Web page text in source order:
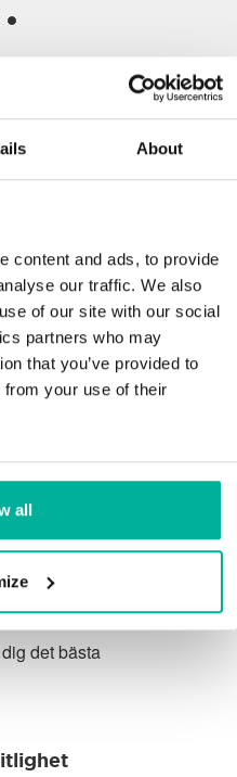
About
content and ads, to provide
our traffic. We also
of our site with our social
partners who may
that you’ve provided to
from your use of their
all
kunder
allra bästa
verksamhet.
dina
lär oss av din
förbättra våra
det bästa